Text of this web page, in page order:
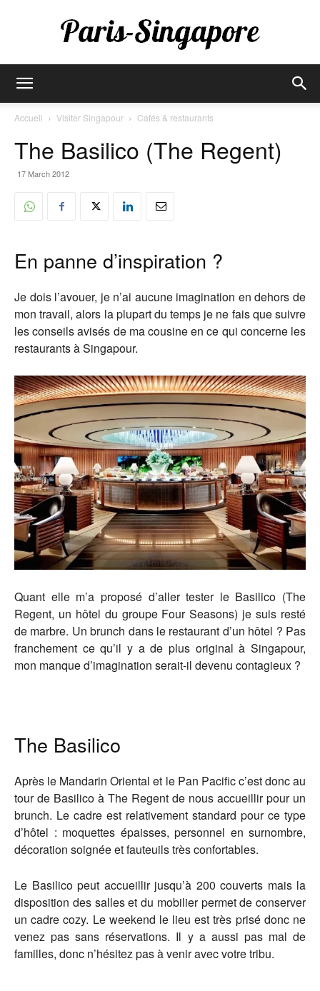
Singapore
Accueil Visiter Singapour Cafés & restaurants
The Basilico (The Regent)
17 March 2012
En panne d’inspiration ?
Je dois l’avouer, je n’ai aucune imagination en dehors de
mon travail, alors la plupart du temps je ne fais que suivre
les conseils avisés de ma cousine en ce qui concerne les
restaurants à Singapour.
Quant elle m’a proposé d’aller tester le Basilico (The
Regent, un hôtel du groupe Four Seasons) je suis resté
de marbre. Un brunch dans le restaurant d’un hôtel ? Pas
franchement ce qu’il y a de plus original à Singapour,
mon manque d’imagination serait-il devenu contagieux ?
The Basilico
Après le Mandarin Oriental et le Pan Pacific c’est donc au
tour de Basilico à The Regent de nous accueillir pour un
brunch. Le cadre est relativement standard pour ce type
d’hôtel : moquettes épaisses, personnel en surnombre,
décoration soignée et fauteuils très confortables.
Le Basilico peut accueillir jusqu’à 200 couverts mais la
disposition des salles et du mobilier permet de conserver
un cadre cozy. Le weekend le lieu est très prisé donc ne
venez pas sans réservations. Il y a aussi pas mal de
familles, donc n’hésitez pas à venir avec votre tribu.